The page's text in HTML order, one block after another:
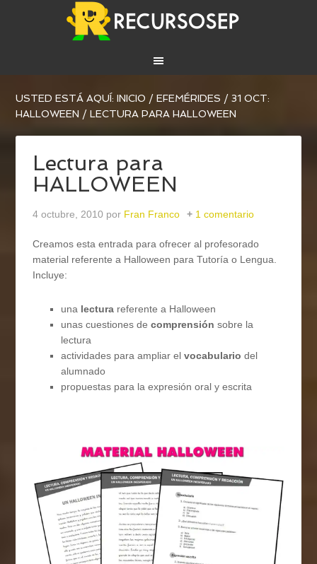
USTED ESTÁ AQUÍ:INICIO / EFEMÉRIDES / 31 OCT:
HALLOWEEN / LECTURA PARA HALLOWEEN
Lectura para
HALLOWEEN
4 octubre, 2010 por Fran Franco 1 comentario
Creamos esta entrada para ofrecer al profesorado
material referente a Halloween para Tutoría o Lengua.
Incluye:
una lectura referente a Halloween
unas cuestiones decomprensión sobre la
lectura
actividades para ampliar elvocabulario del
alumnado
propuestas para la expresión oral y escrita